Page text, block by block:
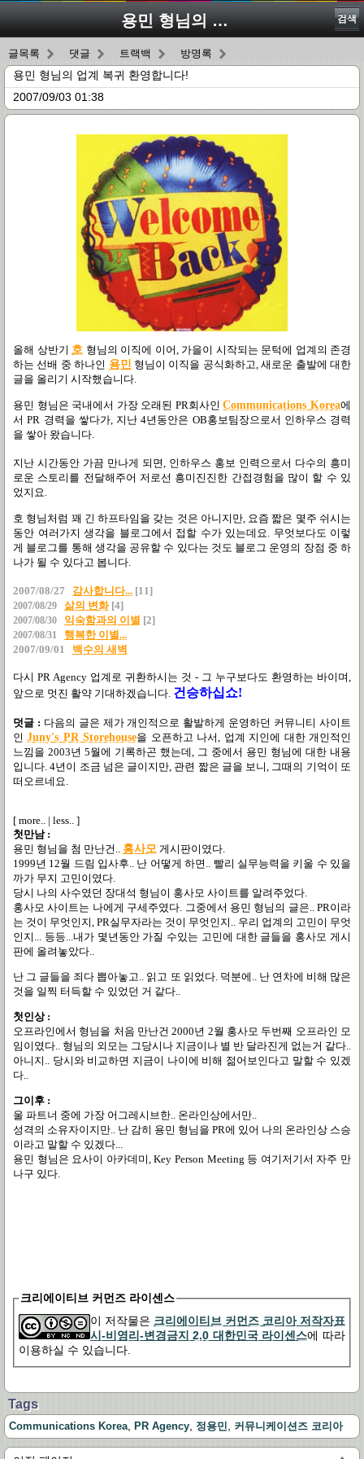
용민 형님의 업계 복귀 환영합니다! 검색
글목록 댓글 트랙백 방명록
용민 형님의 업계 복귀 환영합니다!
2007/09/03 01:38
올해 상반기 호 형님의 이직에 이어, 가을이 시작되는 문턱에 업계의 존경
하는 선배 중 하나인 용민 형님이 이직을 공식화하고, 새로운 출발에 대한
글을 올리기 시작했습니다.
용민 형님은 국내에서 가장 오래된 PR회사인Communications Korea에
서 PR 경력을 쌓다가, 지난 4년동안은 OB홍보팀장으로서 인하우스 경력
을 쌓아 왔습니다.
지난 시간동안 가끔 만나게 되면, 인하우스 홍보 인력으로서 다수의 흥미
로운 스토리를 전달해주어 저로선 흥미진진한 간접경험을 많이 할 수 있
었지요.
호 형님처럼 꽤 긴 하프타임을 갖는 것은 아니지만, 요즘 짧은 몇주 쉬시는
동안 여러가지 생각을 블로그에서 접할 수가 있는데요. 무엇보다도 이렇
게 블로그를 통해 생각을 공유할 수 있다는 것도 블로그 운영의 장점 중 하
나가 될 수 있다고 봅니다.
2007/08/27 감사합니다... [11]
2007/08/29 삶의 변화 [4]
2007/08/30 익숙함과의 이별 [2]
2007/08/31
행복한 이별...
2007/09/01
백수의 새벽
다시 PR Agency 업계로 귀환하시는 것 - 그 누구보다도 환영하는 바이며,
앞으로 멋진 활약 기대하겠습니다. 건승하십쇼!
덧글 : 다음의 글은 제가 개인적으로 활발하게 운영하던 커뮤니티 사이트
인Juny's PR Storehouse을 오픈하고 나서, 업계 지인에 대한 개인적인
느낌을 2003년 5월에 기록하곤 했는데, 그 중에서 용민 형님에 대한 내용
입니다. 4년이 조금 넘은 글이지만, 관련 짧은 글을 보니, 그때의 기억이 또
떠오르네요.
[ more.. | less.. ]
첫만남 :
용민 형님을 첨 만난건.. 홍사모 게시판이였다.
1999년 12월 드림 입사후.. 난 어떻게 하면.. 빨리 실무능력을 키울 수 있을
까가 무지 고민이였다.
당시 나의 사수였던 장대석 형님이 홍사모 사이트를 알려주었다.
홍사모 사이트는 나에게 구세주였다. 그중에서 용민 형님의 글은.. PR이라
는 것이 무엇인지, PR실무자라는 것이 무엇인지.. 우리 업계의 고민이 무엇
인지... 등등...내가 몇년동안 가질 수있는 고민에 대한 글들을 홍사모 게시
판에 올려놓았다..
난 그 글들을 죄다 뽑아놓고.. 읽고 또 읽었다. 덕분에.. 난 연차에 비해 많은
것을 일찍 터득할 수 있었던 거 같다..
첫인상 :
오프라인에서 형님을 처음 만난건 2000년 2월 홍사모 두번째 오프라인 모
임이였다.. 형님의 외모는 그당시나 지금이나 별 반 달라진게 없는거 같다..
아니지.. 당시와 비교하면 지금이 나이에 비해 젊어보인다고 말할 수 있겠
다..
그이후 :
울 파트너 중에 가장 어그레시브한.. 온라인상에서만..
성격의 소유자이지만.. 난 감히 용민 형님을 PR에 있어 나의 온라인상 스승
이라고 말할 수 있겠다...
용민 형님은 요사이 아카데미, Key Person Meeting 등 여기저기서 자주 만
나구 있다.
크리에이티브 커먼즈 라이센스
이 저작물은 크리에이티브 커먼즈 코리아 저작자표
시-비영리-변경금지 2.0 대한민국 라이센스에 따라
이용하실 수 있습니다.
Tags
Communications Korea PR Agency 정용민 커뮤니케이션즈 코리아